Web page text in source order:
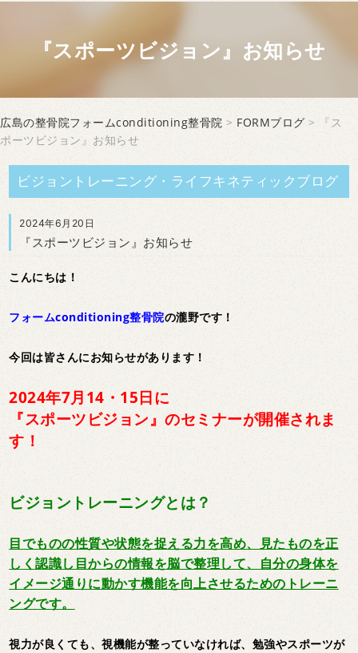
『スポーツビジョン』お知らせ
広島の整骨院フォームconditioning整骨院 > FORMブログ > 『ス
ポーツビジョン』お知らせ
ビジョントレーニング・ライフキネティックブログ
2024年6月20日
『スポーツビジョン』お知らせ
こんにちは！
フォームconditioning整骨院の瀧野です！
今回は皆さんにお知らせがあります！
2024年7月14・15日に
『スポーツビジョン』のセミナーが開催されま
す！
ビジョントレーニングとは？
目でものの性質や状態を捉える力を高め、見たものを正
しく認識し目からの情報を脳で整理して、自分の身体を
イメージ通りに動かす機能を向上させるためのトレーニ
ングです。
視力が良くても、視機能が整っていなければ、勉強やスポーツが